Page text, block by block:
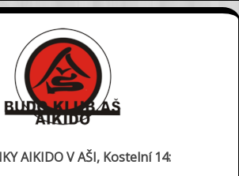
AIKIDO V AŠI, Kostelní 14: